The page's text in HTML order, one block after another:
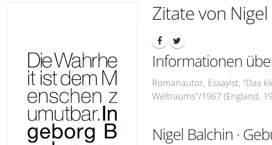
Zitate von
Informationen
Romanautor, Essayist, "Das
Weltraums"/1967 (England,
Nigel Balchin ·